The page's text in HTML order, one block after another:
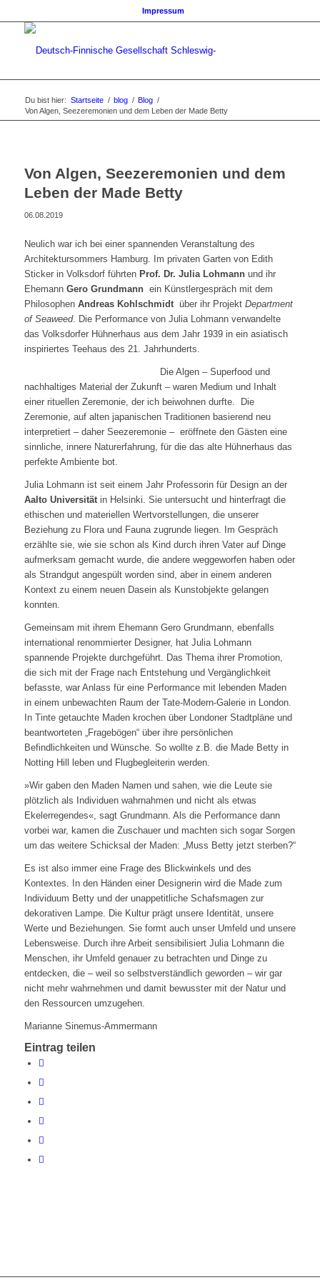
Impressum
Du bist hier: Startseite / blog / Blog /
Von Algen, Seezeremonien und dem Leben der Made Betty
Von Algen, Seezeremonien und dem
Leben der Made Betty
06.08.2019
Neulich war ich bei einer spannenden Veranstaltung des
Architektursommers Hamburg. Im privaten Garten von Edith
Sticker in Volksdorf führten Prof. Dr. Julia Lohmannund ihr
Ehemann Gero Grundmannein Künstlergespräch mit dem
Philosophen Andreas Kohlschmidtüber ihr Projekt Department
of Seaweed. Die Performance von Julia Lohmann verwandelte
das Volksdorfer Hühnerhaus aus dem Jahr 1939 in ein asiatisch
inspiriertes Teehaus des 21. Jahrhunderts.
Die Algen – Superfood und
nachhaltiges Material der Zukunft – waren Medium und Inhalt
einer rituellen Zeremonie, der ich beiwohnen durfte. Die
Zeremonie, auf alten japanischen Traditionen basierend neu
interpretiert – daher Seezeremonie – eröffnete den Gästen eine
sinnliche, innere Naturerfahrung, für die das alte Hühnerhaus das
perfekte Ambiente bot.
Julia Lohmann ist seit einem Jahr Professorin für Design an der
Aalto Universitätin Helsinki. Sie untersucht und hinterfragt die
ethischen und materiellen Wertvorstellungen, die unserer
Beziehung zu Flora und Fauna zugrunde liegen. Im Gespräch
erzählte sie, wie sie schon als Kind durch ihren Vater auf Dinge
aufmerksam gemacht wurde, die andere weggeworfen haben oder
als Strandgut angespült worden sind, aber in einem anderen
Kontext zu einem neuen Dasein als Kunstobjekte gelangen
konnten.
Gemeinsam mit ihrem Ehemann Gero Grundmann, ebenfalls
international renommierter Designer, hat Julia Lohmann
spannende Projekte durchgeführt. Das Thema ihrer Promotion,
die sich mit der Frage nach Entstehung und Vergänglichkeit
befasste, war Anlass für eine Performance mit lebenden Maden
in einem unbewachten Raum der Tate-Modern-Galerie in London.
In Tinte getauchte Maden krochen über Londoner Stadtpläne und
beantworteten „Fragebögen“ über ihre persönlichen
Befindlichkeiten und Wünsche. So wollte z.B. die Made Betty in
Notting Hill leben und Flugbegleiterin werden.
»Wir gaben den Maden Namen und sahen, wie die Leute sie
plötzlich als Individuen wahrnahmen und nicht als etwas
Ekelerregendes«, sagt Grundmann. Als die Performance dann
vorbei war, kamen die Zuschauer und machten sich sogar Sorgen
um das weitere Schicksal der Maden: „Muss Betty jetzt sterben?“
Es ist also immer eine Frage des Blickwinkels und des
Kontextes. In den Händen einer Designerin wird die Made zum
Individuum Betty und der unappetitliche Schafsmagen zur
dekorativen Lampe. Die Kultur prägt unsere Identität, unsere
Werte und Beziehungen. Sie formt auch unser Umfeld und unsere
Lebensweise. Durch ihre Arbeit sensibilisiert Julia Lohmann die
Menschen, ihr Umfeld genauer zu betrachten und Dinge zu
entdecken, die – weil so selbstverständlich geworden – wir gar
nicht mehr wahrnehmen und damit bewusster mit der Natur und
den Ressourcen umzugehen.
Marianne Sinemus-Ammermann
Eintrag teilen